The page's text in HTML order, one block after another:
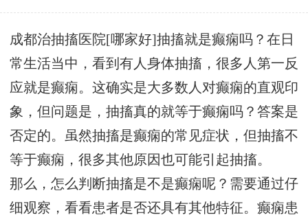
成都治抽搐医院[哪家好]抽搐就是癫痫吗？在日
常生活当中，看到有人身体抽搐，很多人第一反
应就是癫痫。这确实是大多数人对癫痫的直观印
象，但问题是，抽搐真的就等于癫痫吗？答案是
否定的。虽然抽搐是癫痫的常见症状，但抽搐不
等于癫痫，很多其他原因也可能引起抽搐。
那么，怎么判断抽搐是不是癫痫呢？需要通过仔
细观察，看看患者是否还具有其他特征。癫痫患